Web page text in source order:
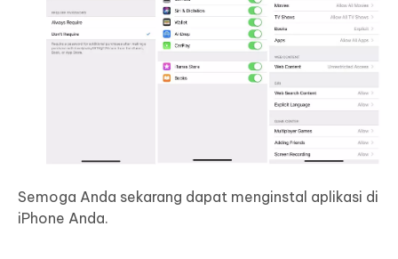
Semoga Anda sekarang dapat menginstal aplikasi di
iPhone Anda.